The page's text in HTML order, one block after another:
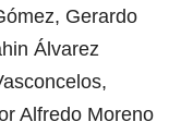
Gerardo
Álvarez
Alfredo Moreno